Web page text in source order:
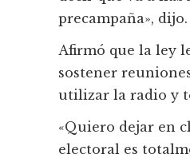
precampaña», dijo.
Afirmó que la ley
sostener
utilizar la radio y
«Quiero dejar en
electoral es